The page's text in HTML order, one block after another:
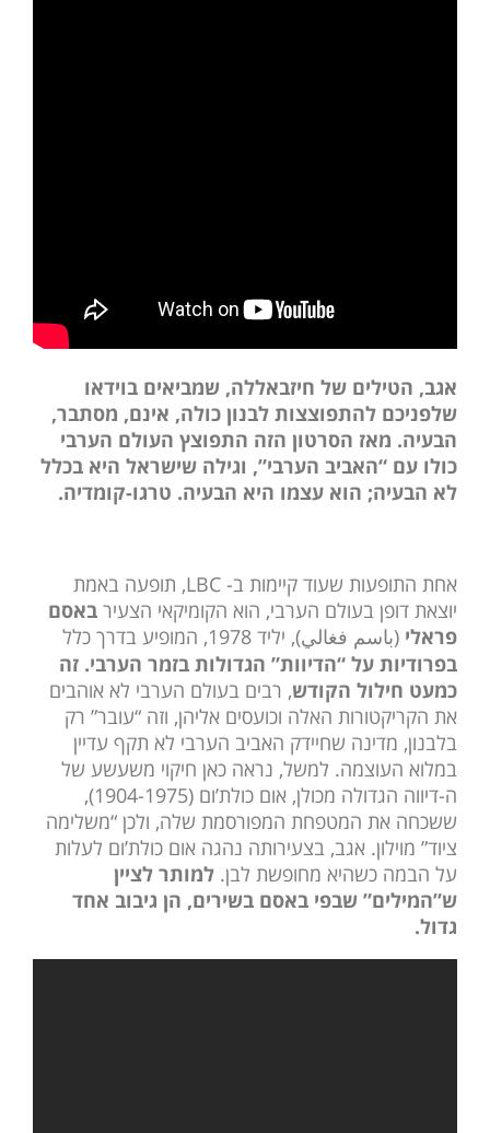
אגב, הטילים של חיזבאללה, שמביאים בוידאו
שלפניכם להתפוצצות לבנון כולה, אינם, מסתבר,
הבעיה. מאז הסרטון הזה התפוצץ העולם הערבי
כולו עם “האביב הערבי”, וגילה שישראל היא בכלל
לא הבעיה; הוא עצמו היא הבעיה. טרגו-קומדיה.
אחת התופעות שעוד קיימות ב- LBC, תופעה באמת
יוצאת דופן בעולם הערבי, הוא הקומיקאי הצעיר באסם
פראלי (باسم فغالي), יליד 1978, המופיע בדרך כלל
בפרודיות על “הדיוות” הגדולות בזמר הערבי. זה
כמעט חילול הקודש, רבים בעולם הערבי לא אוהבים
את הקריקטורות האלה וכועסים אליהן, וזה “עובר” רק
בלבנון, מדינה שחיידק האביב הערבי לא תקף עדיין
במלוא העוצמה. למשל, נראה כאן חיקוי משעשע של
ה-דיווה הגדולה מכולן, אום כולת’ום (1904-1975),
ששכחה את המטפחת המפורסמת שלה, ולכן “משלימה
ציוד” מוילון. אגב, בצעירותה נהגה אום כולת’ום לעלות
על הבמה כשהיא מחופשת לבן. למותר לציין
ש”המילים” שבפי באסם בשירים, הן גיבוב אחד
גדול.